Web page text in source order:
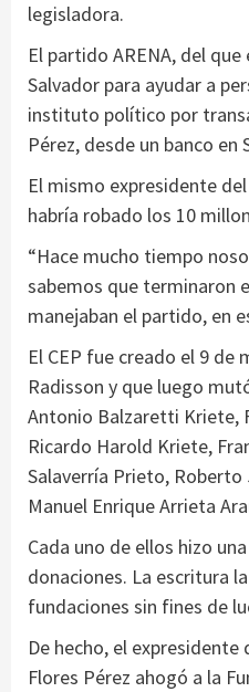
legisladora.
El partido ARENA, del
Salvador para ayudar a
instituto político por
Pérez, desde un banco
El mismo expresidente
habría robado los 10
“Hace mucho tiempo
sabemos que terminaron
manejaban el partido, en
El CEP fue creado el 9
Radisson y que luego
Antonio Balzaretti Kriete,
Ricardo Harold Kriete,
Salaverría Prieto, Roberto
Manuel Enrique Arrieta
Cada uno de ellos hizo
donaciones. La escritura
fundaciones sin fines de
De hecho, el
Flores Pérez ahogó a la